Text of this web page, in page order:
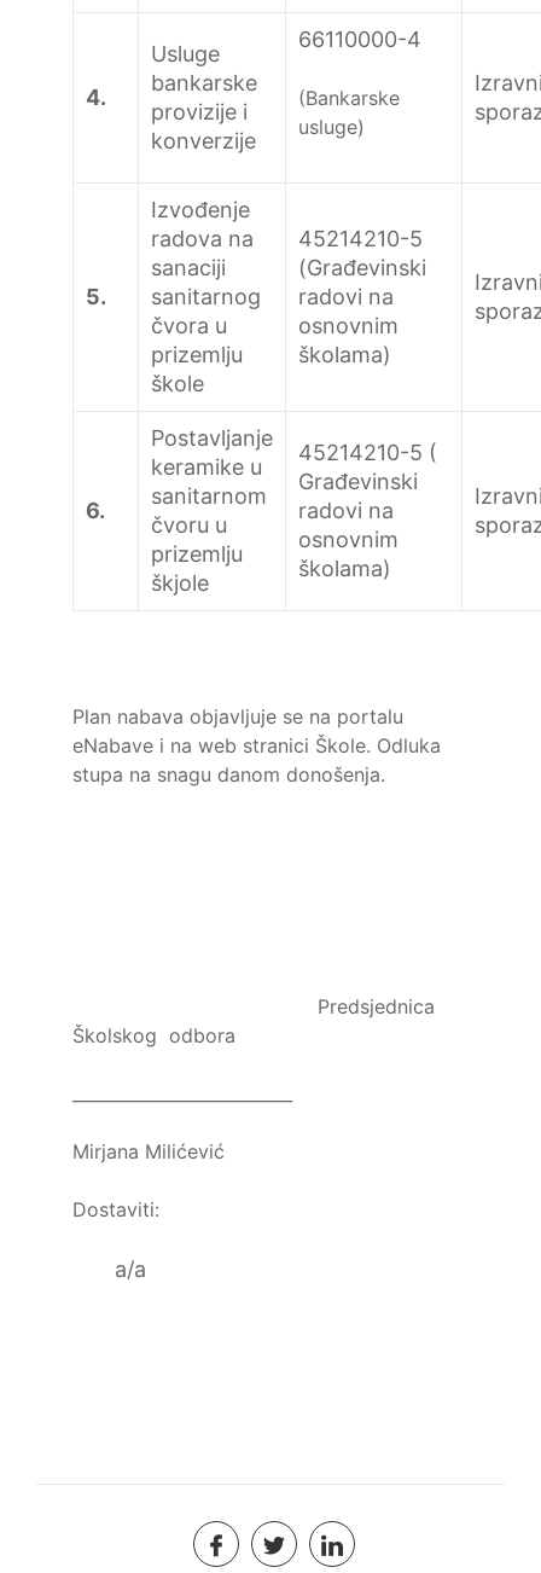
4.
Usluge
bankarske
provizije i
konverzije
66110000-4
(Bankarske
usluge)
5.
Izvođenje
radova na
sanaciji
sanitarnog
čvora u
prizemlju
škole
45214210-5
(Građevinski
radovi na
osnovnim
školama)
6.
Postavljanje
keramike u
sanitarnom
čvoru u
prizemlju
škjole
45214210-5 (
Građevinski
radovi na
osnovnim
školama)
Plan nabava objavljuje se na portalu
eNabave i na web stranici Škole. Odluka
stupa na snagu danom donošenja.
Predsjednica
Školskog odbora
Mirjana Milićević
Dostaviti:
a/a